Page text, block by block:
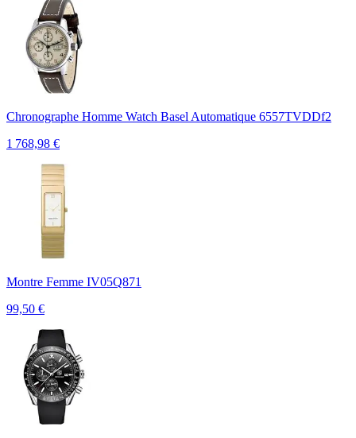
Chronographe Homme Watch Basel Automatique 6557TVDDf2
1 768,98 €
Montre Femme IV05Q871
99,50 €